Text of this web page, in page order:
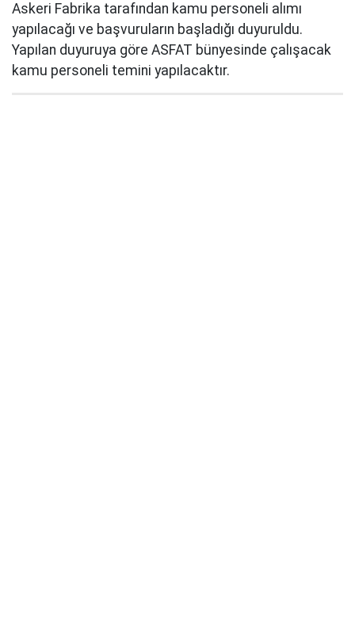
Askeri Fabrika tarafından kamu personeli alımı
yapılacağı ve başvuruların başladığı duyuruldu.
Yapılan duyuruya göre ASFAT bünyesinde çalışacak
kamu personeli temini yapılacaktır.